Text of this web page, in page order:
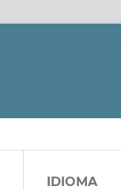
IDIOMA